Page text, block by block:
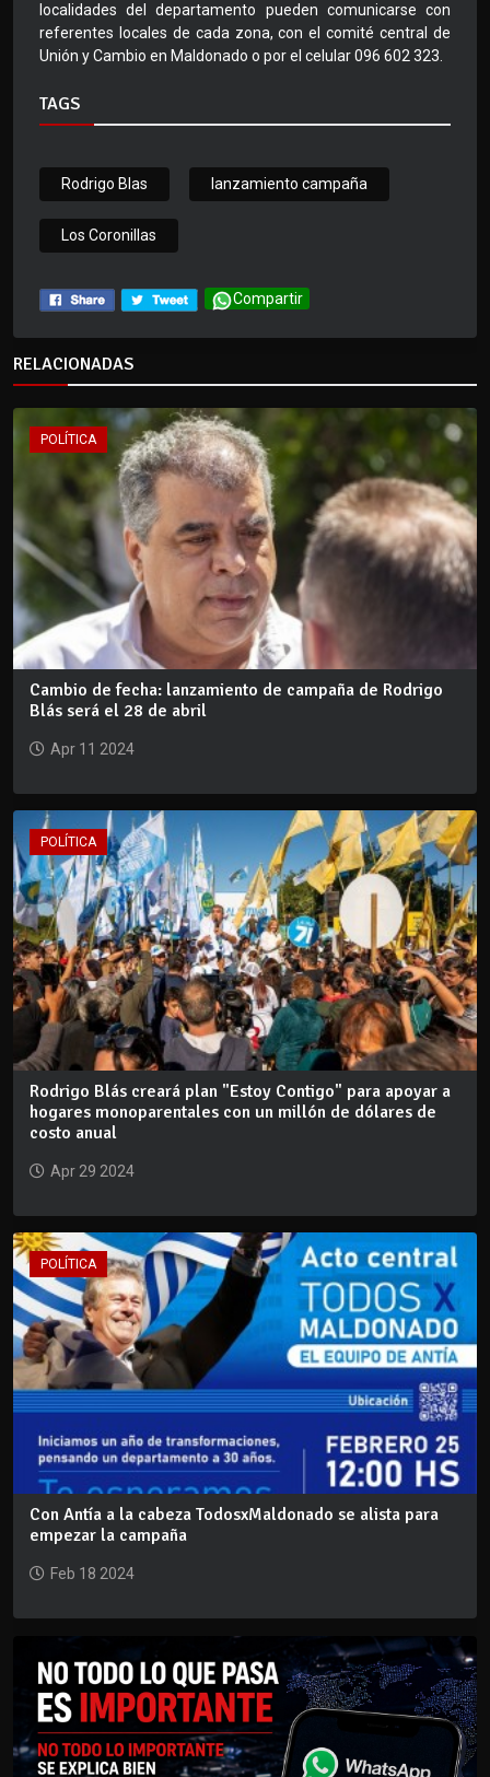
localidades del departamento pueden comunicarse con
referentes locales de cada zona, con el comité central de
Unión y Cambio en Maldonado o por el celular 096 602 323.
TAGS
Rodrigo Blas lanzamiento campaña
Los Coronillas
Compartir
RELACIONADAS
POLÍTICA
Cambio de fecha: lanzamiento de campaña de Rodrigo
Blás será el 28 de abril
Apr 11 2024
POLÍTICA
Rodrigo Blás creará plan "Estoy Contigo" para apoyar a
hogares monoparentales con un millón de dólares de
costo anual
Apr 29 2024
POLÍTICA
Con Antía a la cabeza TodosxMaldonado se alista para
empezar la campaña
Feb 18 2024